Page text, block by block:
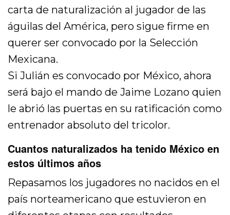
carta de naturalización al jugador de las
águilas del América, pero sigue firme en
querer ser convocado por la Selección
Mexicana.
Si Julián es convocado por México, ahora
será bajo el mando de Jaime Lozano quien
le abrió las puertas en su ratificación como
entrenador absoluto del tricolor.
Cuantos naturalizados ha tenido México en
estos últimos años
Repasamos los jugadores no nacidos en el
país norteamericano que estuvieron en